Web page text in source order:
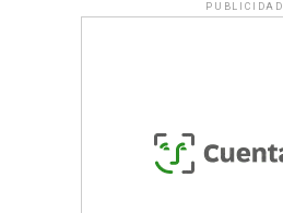
PUBLICIDAD